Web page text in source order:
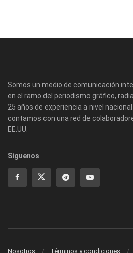
Somos un medio de comunicación
en el ramo del periodismo gráfico,
25 años de experiencia a nivel
contamos con una red de
EE.UU.
Síguenos
Nosotros Términos y condiciones